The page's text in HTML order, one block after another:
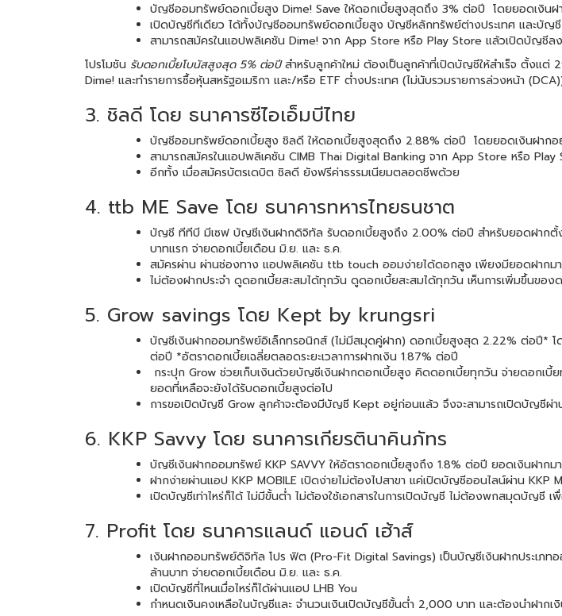
บัญชีออมทรัพย์ดอกเบี้ยสูง Dime! Save ให้ดอกเบี้ยสูงสุดถึง 3% ต่อปี โดยยอดเงินฝ
เปิดบัญชีทีเดียว ได้ทั้งบัญชีออมทรัพย์ดอกเบี้ยสูง บัญชีหลักทรัพย์ต่างประเทศ และบัญ
สามารถสมัครในแอปพลิเคชัน Dime! จาก App Store หรือ Play Store แล้วเปิดบัญชีล
โปรโมชัน รับดอกเบี้ยโบนัสสูงสุด 5% ต่อปีสำหรับลูกค้าใหม่ ต้องเป็นลูกค้าที่เปิดบัญชีให้สำเร็จ ตั้งแต่
Dime! และทำรายการซื้อหุ้นสหรัฐอเมริกา และ/หรือ ETF ต่ำงประเทศ (ไม่นับรวมรายการล่วงหน้า
3. ชิลดี โดย ธนาคารซีไอเอ็มบีไทย
บัญชีออมทรัพย์ดอกเบี้ยสูง ชิลดี ให้ดอกเบี้ยสูงสุดถึง 2.88% ต่อปี โดยยอดเงินฝากอ
สามารถสมัครในแอปพลิเคชัน CIMB Thai Digital Banking จาก App Store หรือ
อีกทั้ง เมื่อสมัครบัตรเดบิต ชิลดี ยังฟรีค่าธรรมเนียมตลอดชีพด้วย
4. ttb ME Save โดย ธนาคารทหารไทยธนชาต
บัญชี ทีทีบี มีเซฟ บัญชีเงินฝากดิจิทัล รับดอกเบี้ยสูงถึง 2.00% ต่อปี สำหรับยอดฝากตั้
บาทแรก จ่ายดอกเบี้ยเดือน มิ.ย. และ ธ.ค.
สมัครผ่าน ผ่านช่องทาง แอปพลิเคชัน ttb touch ออมง่ายได้ดอกสูง เพียงมียอดฝากมา
ไม่ต้องฝากประจำ ดูดอกเบี้ยสะสมได้ทุกวัน ดูดอกเบี้ยสะสมได้ทุกวัน เห็นการเพิ่มขึ้นขอ
5. Grow savings โดย Kept by krungsri
บัญชีเงินฝากออมทรัพย์อิเล็กทรอนิกส์ (ไม่มีสมุดคู่ฝาก) ดอกเบี้ยสูงสุด 2.22% ต่อปี*
ต่อปี *อัตราดอกเบี้ยเฉลี่ยตลอดระยะเวลาการฝากเงิน 1.87% ต่อปี
กระปุก Grow ช่วยเก็บเงินด้วยบัญชีเงินฝากดอกเบี้ยสูง คิดดอกเบี้ยทุกวัน จ่ายดอกเ
ยอดที่เหลือจะยังได้รับดอกเบี้ยสูงต่อไป
การขอเปิดบัญชี Grow ลูกค้าจะต้องมีบัญชี Kept อยู่ก่อนแล้ว จึงจะสามารถเปิดบัญชีผ่
6. KKP Savvy โดย ธนาคารเกียรตินาคินภัทร
บัญชีเงินฝากออมทรัพย์ KKP SAVVY ให้อัตราดอกเบี้ยสูงถึง 1.8% ต่อปี ยอดเงินฝาก
ฝากง่ายผ่านแอป KKP MOBILE เปิดง่ายไม่ต้องไปสาขา แค่เปิดบัญชีออนไลน์ผ่าน KKP
เปิดบัญชีเท่าไหร่ก็ได้ ไม่มีขั้นต่ำ ไม่ต้องใช้เอกสารในการเปิดบัญชี ไม่ต้องพกสมุดบัญชี เ
7. Profit โดย ธนาคารแลนด์ แอนด์ เฮ้าส์
เงินฝากออมทรัพย์ดิจิทัล โปร ฟิต (Pro-Fit Digital Savings) เป็นบัญชีเงินฝากประเภ
ล้านบาท จ่ายดอกเบี้ยเดือน มิ.ย. และ ธ.ค.
เปิดบัญชีที่ไหนเมื่อไหร่ก็ได้ผ่านแอป LHB You
กำหนดเงินคงเหลือในบัญชีและ จำนวนเงินเปิดบัญชีขั้นต่ำ 2,000 บาท และต้องนำฝาก